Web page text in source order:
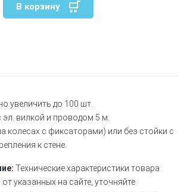
В корзину
увеличить до 100 шт.
эл. вилкой и проводом 5 м.
колесах с фиксаторами) или без стойки с
к стене.
Технические характеристики товара
указанных на сайте, уточняйте